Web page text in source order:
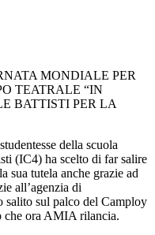
MONDIALE PER
TEATRALE “IN
BATTISTI PER LA
della scuola
(IC4) ha scelto di far salire
sua tutela anche grazie ad
all’agenzia di
salito sul palco del Camploy
che ora AMIA rilancia.